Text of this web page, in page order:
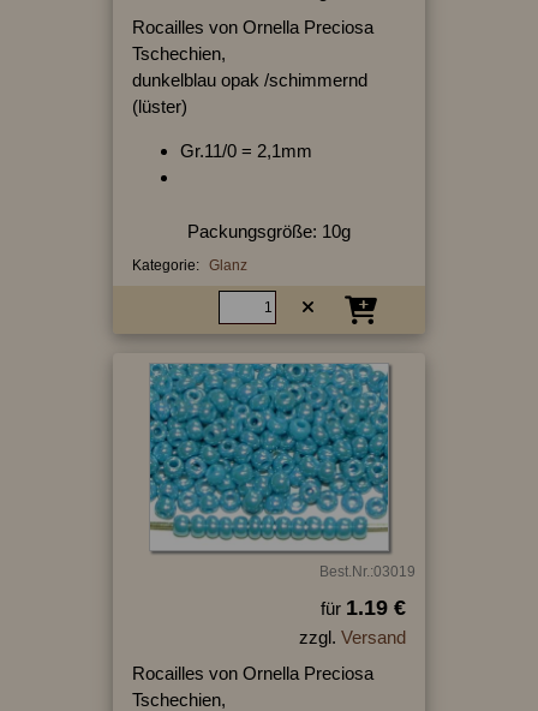
Rocailles von Ornella Preciosa
Tschechien,
dunkelblau opak /schimmernd
(lüster)
Gr.11/0 = 2,1mm
Packungsgröße: 10g
Kategorie: Glanz
Best.Nr.:03019
für 1.19 €
zzgl. Versand
Rocailles von Ornella Preciosa
Tschechien,